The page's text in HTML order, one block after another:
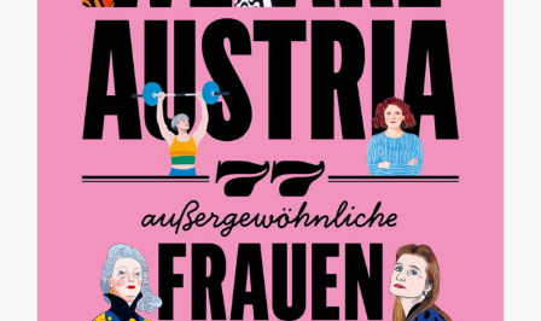
INTERESSENSVERTRETUNG
KONTAKT